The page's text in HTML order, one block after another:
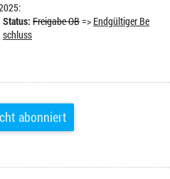
Status: Freigabe OB=> Endgültiger Be
schluss
abonniert